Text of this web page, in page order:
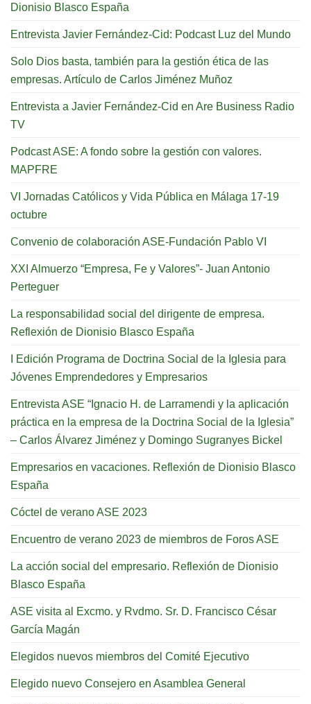
Dionisio Blasco España
Entrevista Javier Fernández-Cid: Podcast Luz del Mundo
Solo Dios basta, también para la gestión ética de las
empresas. Artículo de Carlos Jiménez Muñoz
Entrevista a Javier Fernández-Cid en Are Business Radio
TV
Podcast ASE: A fondo sobre la gestión con valores.
MAPFRE
VI Jornadas Católicos y Vida Pública en Málaga 17-19
octubre
Convenio de colaboración ASE-Fundación Pablo VI
XXI Almuerzo “Empresa, Fe y Valores”- Juan Antonio
Perteguer
La responsabilidad social del dirigente de empresa.
Reflexión de Dionisio Blasco España
I Edición Programa de Doctrina Social de la Iglesia para
Jóvenes Emprendedores y Empresarios
Entrevista ASE “Ignacio H. de Larramendi y la aplicación
práctica en la empresa de la Doctrina Social de la Iglesia”
– Carlos Álvarez Jiménez y Domingo Sugranyes Bickel
Empresarios en vacaciones. Reflexión de Dionisio Blasco
España
Cóctel de verano ASE 2023
Encuentro de verano 2023 de miembros de Foros ASE
La acción social del empresario. Reflexión de Dionisio
Blasco España
ASE visita al Excmo. y Rvdmo. Sr. D. Francisco César
García Magán
Elegidos nuevos miembros del Comité Ejecutivo
Elegido nuevo Consejero en Asamblea General